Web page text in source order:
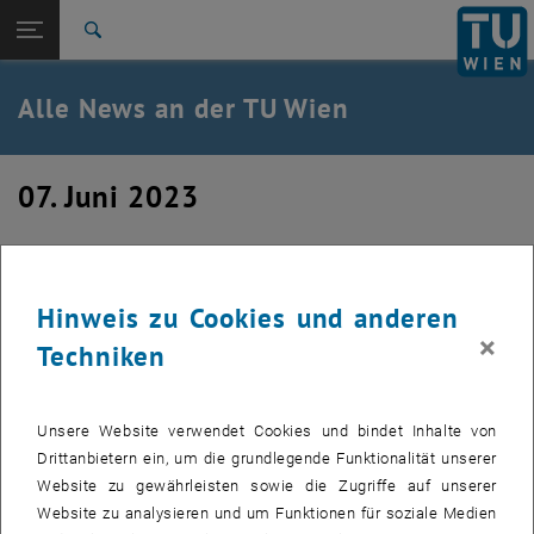
TU Login
Quicklinks
Quicklinks-Menü umschalten
Studium
Karriere
Zurück: Subseiten von TU Wien Startseite auflisten
Zurück zur letzten Ebene:
TU Wien Startseite
Übersicht
Alle News an der TU Wien
07. Juni 2023
Künstliche Intelligenz. An der
Podiumsdiskussion am 29. Juni, mit Ruth Fulterer, Sabine T.
An der Zeitenwende?
" im Ankersaal der Brotfabrik, um 19:00, in Wien
Hinweis zu Cookies und anderen
Techniken
×
Unsere Website verwendet Cookies und bindet Inhalte von
Drittanbietern ein, um die grundlegende Funktionalität unserer
Website zu gewährleisten sowie die Zugriffe auf unserer
Website zu analysieren und um Funktionen für soziale Medien